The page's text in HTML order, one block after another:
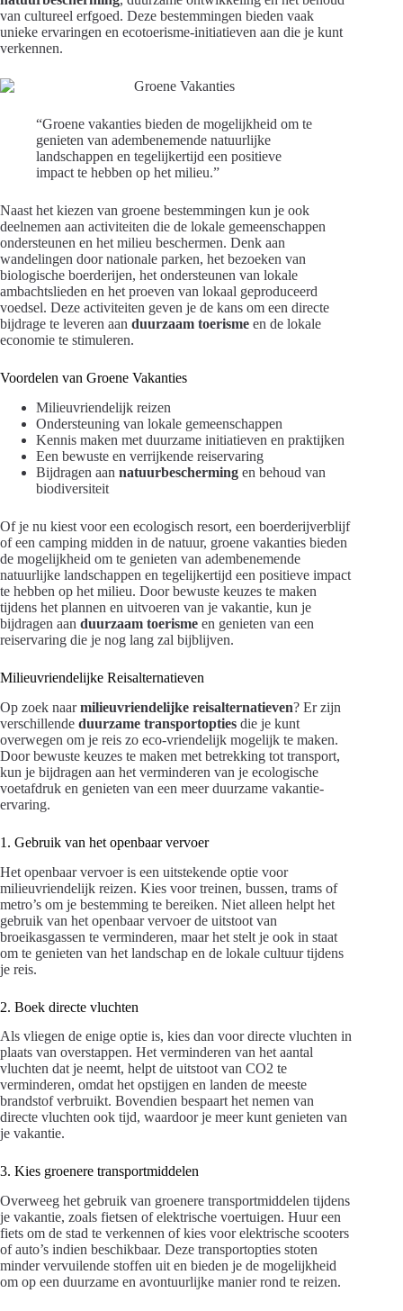
van cultureel erfgoed. Deze bestemmingen bieden vaak
unieke ervaringen en ecotoerisme-initiatieven aan die je kunt
verkennen.
“Groene vakanties bieden de mogelijkheid om te
genieten van adembenemende natuurlijke
landschappen en tegelijkertijd een positieve
impact te hebben op het milieu.”
Naast het kiezen van groene bestemmingen kun je ook
deelnemen aan activiteiten die de lokale gemeenschappen
ondersteunen en het milieu beschermen. Denk aan
wandelingen door nationale parken, het bezoeken van
biologische boerderijen, het ondersteunen van lokale
ambachtslieden en het proeven van lokaal geproduceerd
voedsel. Deze activiteiten geven je de kans om een directe
bijdrage te leveren aan duurzaam toerisme en de lokale
economie te stimuleren.
Voordelen van Groene Vakanties
Milieuvriendelijk reizen
Ondersteuning van lokale gemeenschappen
Kennis maken met duurzame initiatieven en praktijken
Een bewuste en verrijkende reiservaring
Bijdragen aan natuurbescherming en behoud van
biodiversiteit
Of je nu kiest voor een ecologisch resort, een boerderijverblijf
of een camping midden in de natuur, groene vakanties bieden
de mogelijkheid om te genieten van adembenemende
natuurlijke landschappen en tegelijkertijd een positieve impact
te hebben op het milieu. Door bewuste keuzes te maken
tijdens het plannen en uitvoeren van je vakantie, kun je
bijdragen aan duurzaam toerisme en genieten van een
reiservaring die je nog lang zal bijblijven.
Milieuvriendelijke Reisalternatieven
Op zoek naarmilieuvriendelijke reisalternatieven? Er zijn
verschillende duurzame transportopties die je kunt
overwegen om je reis zo eco-vriendelijk mogelijk te maken.
Door bewuste keuzes te maken met betrekking tot transport,
kun je bijdragen aan het verminderen van je ecologische
voetafdruk en genieten van een meer duurzame vakantie-
ervaring.
1. Gebruik van het openbaar vervoer
Het openbaar vervoer is een uitstekende optie voor
milieuvriendelijk reizen. Kies voor treinen, bussen, trams of
metro’s om je bestemming te bereiken. Niet alleen helpt het
gebruik van het openbaar vervoer de uitstoot van
broeikasgassen te verminderen, maar het stelt je ook in staat
om te genieten van het landschap en de lokale cultuur tijdens
je reis.
2. Boek directe vluchten
Als vliegen de enige optie is, kies dan voor directe vluchten in
plaats van overstappen. Het verminderen van het aantal
vluchten dat je neemt, helpt de uitstoot van CO2 te
verminderen, omdat het opstijgen en landen de meeste
brandstof verbruikt. Bovendien bespaart het nemen van
directe vluchten ook tijd, waardoor je meer kunt genieten van
je vakantie.
3. Kies groenere transportmiddelen
Overweeg het gebruik van groenere transportmiddelen tijdens
je vakantie, zoals fietsen of elektrische voertuigen. Huur een
fiets om de stad te verkennen of kies voor elektrische scooters
of auto’s indien beschikbaar. Deze transportopties stoten
minder vervuilende stoffen uit en bieden je de mogelijkheid
om op een duurzame en avontuurlijke manier rond te reizen.